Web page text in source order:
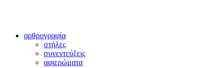
αρθρογραφία
στήλες
συνεντεύξεις
αφιερώματα